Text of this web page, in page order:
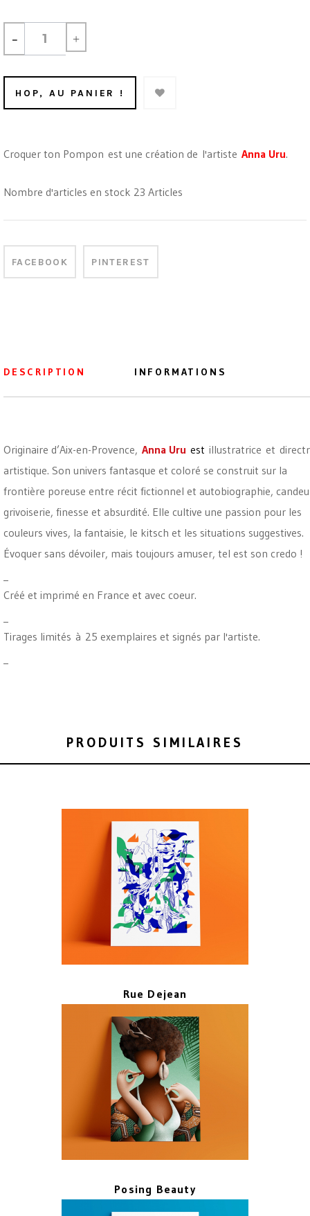
- +
HOP, AU PANIER !
Croquer ton Pompon est une création de l'artiste Anna Uru.
Nombre d'articles en stock 23 Articles
FACEBOOK PINTEREST
DESCRIPTION INFORMATIONS
Originaire d’Aix-en-Provence, Anna Uru est illustratrice et
artistique. Son univers fantasque et coloré se construit sur la
frontière poreuse entre récit fictionnel et autobiographie,
grivoiserie, finesse et absurdité. Elle cultive une passion pour les
couleurs vives, la fantaisie, le kitsch et les situations suggestives.
Évoquer sans dévoiler, mais toujours amuser, tel est son credo !
Créé et imprimé en France et avec coeur.
Tirages limités à 25 exemplaires et signés par l'artiste.
PRODUITS SIMILAIRES
Rue Dejean
Posing Beauty